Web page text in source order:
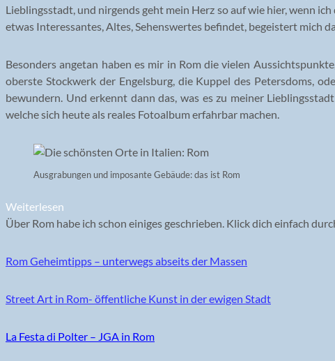
Lieblingsstadt, und nirgends geht mein Herz so auf wie hier, wenn
etwas Interessantes, Altes, Sehenswertes befindet, begeistert mich
Besonders angetan haben es mir in Rom die vielen
oberste Stockwerk der Engelsburg, die Kuppel des Petersdoms,
bewundern. Und erkennt dann das, was es zu meiner
welche sich heute als reales Fotoalbum erfahrbar machen.
Ausgrabungen und imposante Gebäude: das ist Rom
Weiterlesen
Über Rom habe ich schon einiges geschrieben. Klick dich einfach
Rom Geheimtipps – unterwegs abseits der Massen
Street Art in Rom- öffentliche Kunst in der ewigen Stadt
La Festa di Polter – JGA in Rom